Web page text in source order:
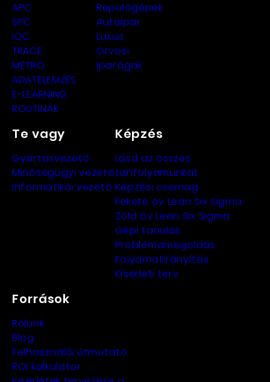
APC
SPC
IQC
TRACE
METRO
ADATELEMZÉS
E-LEARNING
ROUTINÁK
Repülőgépek
Autóipar
Luxus
Orvosi
Iparágak
Te vagy
Gyártásvezető
Minőségügyi vezető
Informatikai vezető
Képzés
Lásd az összes
tanfolyamunkat
Képzési csomag
Fekete öv Lean Six Sigma
Zöld öv Lean Six Sigma
Gépi tanulás
Problémamegoldás
Folyamatirányítás
Kísérleti terv
Források
Rólunk
Blog
Felhasználói útmutató
ROI kalkulátor